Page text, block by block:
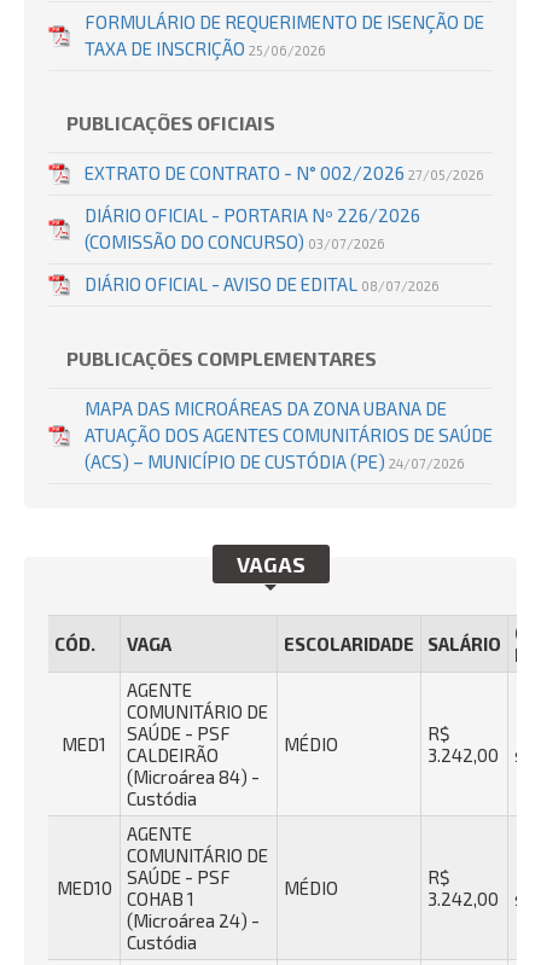
FORMULÁRIO DE REQUERIMENTO DE ISENÇÃO DE
TAXA DE INSCRIÇÃO 25/06/2026
PUBLICAÇÕES OFICIAIS
EXTRATO DE CONTRATO - N° 002/2026 27/05/2026
DIÁRIO OFICIAL - PORTARIA Nº 226/2026
(COMISSÃO DO CONCURSO) 03/07/2026
DIÁRIO OFICIAL - AVISO DE EDITAL 08/07/2026
PUBLICAÇÕES COMPLEMENTARES
MAPA DAS MICROÁREAS DA ZONA UBANA DE
ATUAÇÃO DOS AGENTES COMUNITÁRIOS DE SAÚDE
(ACS) – MUNICÍPIO DE CUSTÓDIA (PE) 24/07/2026
VAGAS
CÓD. VAGA ESCOLARIDADE SALÁRIO
MED1
AGENTE
COMUNITÁRIO DE
SAÚDE - PSF
CALDEIRÃO
(Microárea 84) -
Custódia
MÉDIO
R$
3.242,00
MED10
AGENTE
COMUNITÁRIO DE
SAÚDE - PSF
COHAB 1
(Microárea 24) -
Custódia
MÉDIO
R$
3.242,00